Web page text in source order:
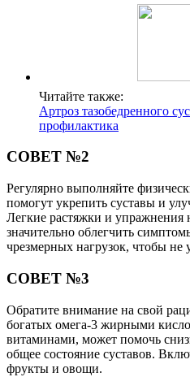
Читайте также:
Артроз тазобедренного
профилактика
СОВЕТ №2
Регулярно выполняйте
помогут укрепить суставы и
Легкие растяжки и упражнения
значительно облегчить
чрезмерных нагрузок, чтобы не
СОВЕТ №3
Обратите внимание на свой
богатых омега-3 жирными
витаминами, может помочь
общее состояние суставов.
фрукты и овощи.